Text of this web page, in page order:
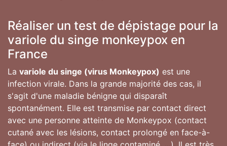
Réaliser un test de dépistage pour la
variole du singe monkeypox en
France
La variole du singe (virus Monkeypox) est une
infection virale. Dans la grande majorité des cas, il
s'agit d'une maladie bénigne qui disparaît
spontanément. Elle est transmise par contact direct
avec une personne atteinte de Monkeypox (contact
cutané avec les lésions, contact prolongé en face-à-